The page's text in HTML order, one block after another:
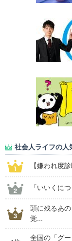
社会人ライフの人
【嫌われ度
「いいくに
頭に残るあ
覚...
全国の「グ